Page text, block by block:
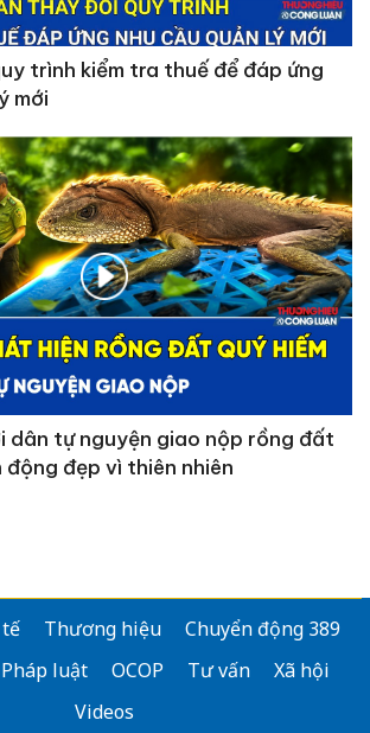
trình kiểm tra thuế để đáp ứng
mới
dân tự nguyện giao nộp rồng đất
động đẹp vì thiên nhiên
Thương hiệu
Chuyển động 389
luật
OCOP Tư vấn
Xã hội
Videos